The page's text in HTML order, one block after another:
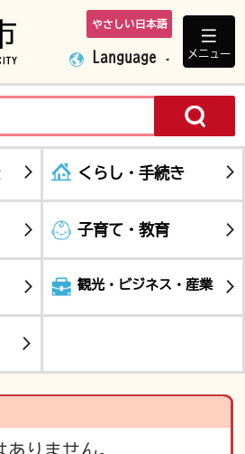
下妻市ホームペ
やさしい日本語
Language メニュー
くらし・手続き
子育て・教育
観光・ビジネス・産業
りません。